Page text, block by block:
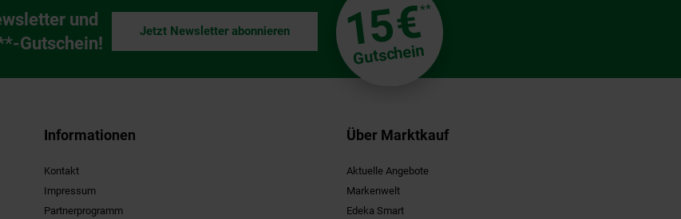
und
Gutschein!
15€**
Gutschein
Jetzt Newsletter abonnieren
Informationen
Kontakt
Impressum
Partnerprogramm
Über Marktkauf
Aktuelle Angebote
Markenwelt
Edeka Smart